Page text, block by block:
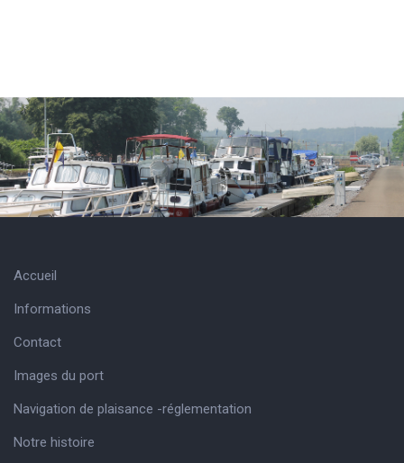
Accueil
Informations
Contact
Images du port
Navigation de plaisance -réglementation
Notre histoire